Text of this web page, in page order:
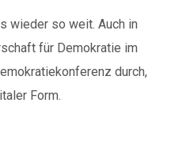
wieder so weit. Auch in
für Demokratie im
durch,
Form.